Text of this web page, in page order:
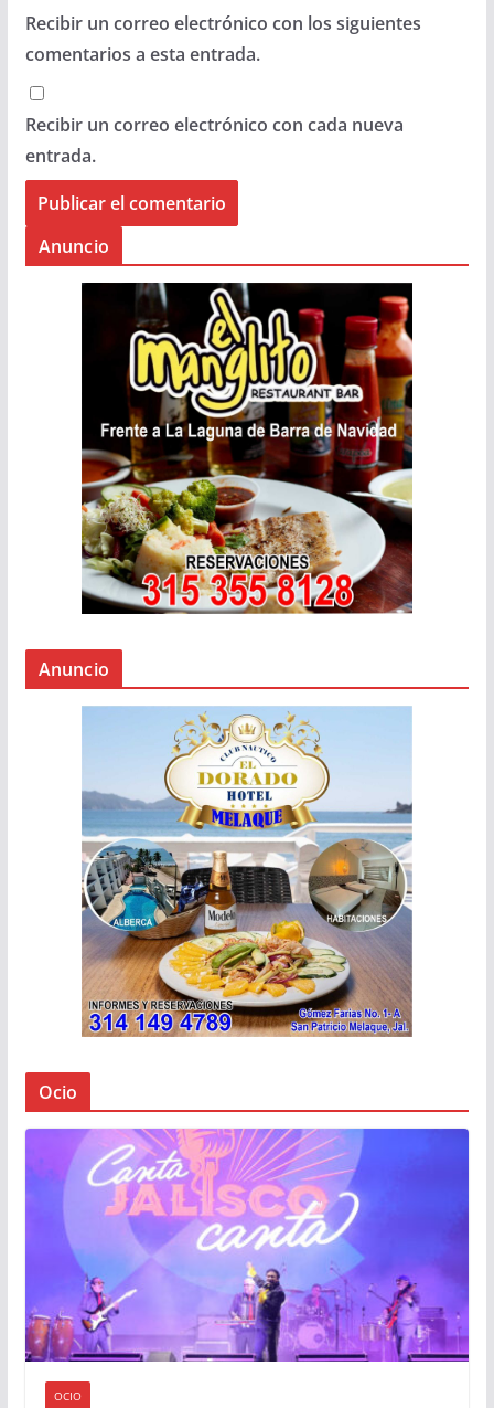
Recibir un correo electrónico con los siguientes
comentarios a esta entrada.
Recibir un correo electrónico con cada nueva
entrada.
Anuncio
Anuncio
Ocio
OCIO